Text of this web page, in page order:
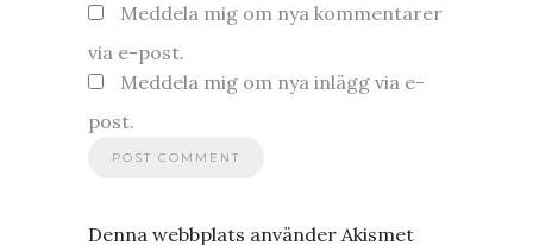
Meddela mig om nya kommentarer
via e-post.
Meddela mig om nya inlägg via e-
post.
Denna webbplats använder Akismet